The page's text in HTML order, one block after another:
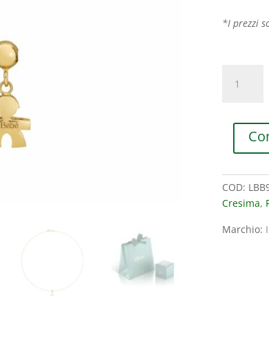
*I prezzi
TESORINI
POP
IN
ORO
quantità
COD:
Cresima,
Marchio: